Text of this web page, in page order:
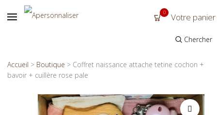
0 Votre panier
Chercher
Accueil > Boutique > Coffret naissance attache tetine cochon +
bavoir + cuillère rose pale